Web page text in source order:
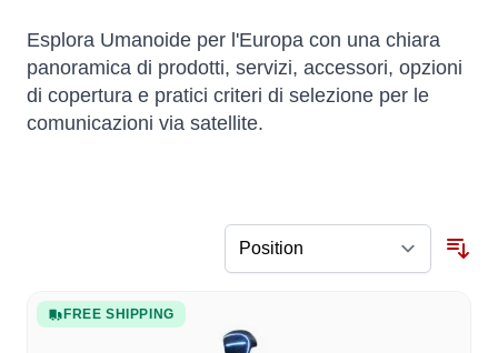
Esplora Umanoide per l'Europa con una chiara
panoramica di prodotti, servizi, accessori, opzioni
di copertura e pratici criteri di selezione per le
comunicazioni via satellite.
FREE SHIPPING